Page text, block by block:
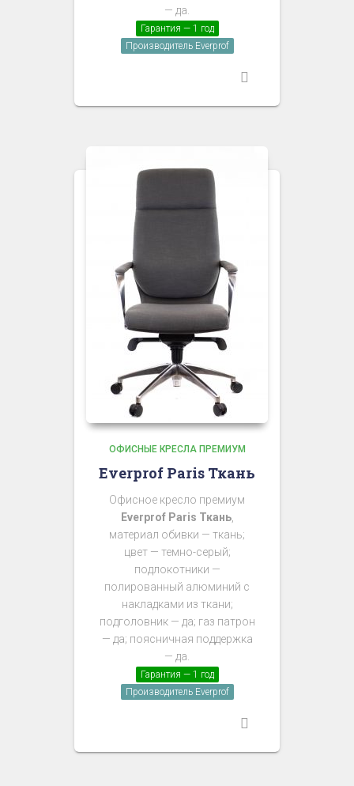
— да.
Гарантия — 1 год
Производитель Everprof
ОФИСНЫЕ КРЕСЛА ПРЕМИУМ
Everprof Paris Ткань
Офисное кресло премиум
Everprof Paris Ткань,
материал обивки — ткань;
цвет — темно-серый;
подлокотники —
полированный алюминий с
накладками из ткани;
подголовник — да; газ патрон
— да; поясничная поддержка
— да.
Гарантия — 1 год
Производитель Everprof